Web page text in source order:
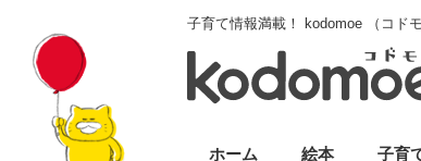
子育て情報満載！ kodomoe （コド
ホーム 絵本 子育